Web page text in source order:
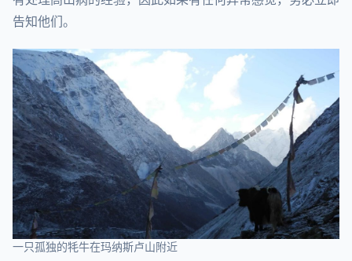
告知他们。
一只孤独的牦牛在玛纳斯卢山附近